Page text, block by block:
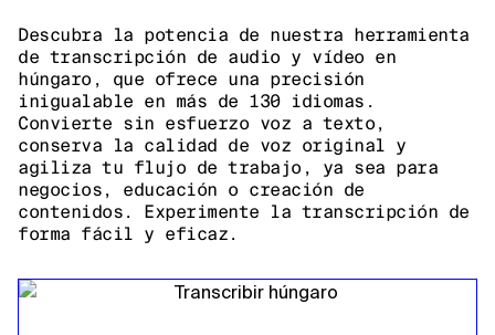
Descubra la potencia de nuestra herramienta
de transcripción de audio y vídeo en
húngaro, que ofrece una precisión
inigualable en más de 130 idiomas.
Convierte sin esfuerzo voz a texto,
conserva la calidad de voz original y
agiliza tu flujo de trabajo, ya sea para
negocios, educación o creación de
contenidos. Experimente la transcripción de
forma fácil y eficaz.